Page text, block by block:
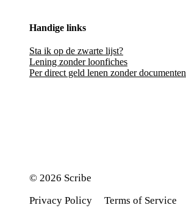
Handige links
Sta ik op de zwarte lijst?
Lening zonder loonfiches
Per direct geld lenen zonder documenten
© 2026 Scribe
Privacy Policy
Terms of Service